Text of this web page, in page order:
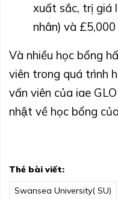
xuất sắc, trị giá
nhân) và
Và nhiều học bổng
viên trong quá trình
vấn viên của iae
nhật về học bổng
Thẻ bài viết:
Swansea University( SU)